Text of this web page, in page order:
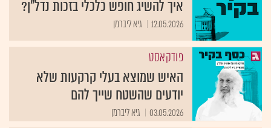
איך להשיג חופש כלכלי בזכות נדל"ן?
12.05.2026 גיא ליברמן
פודקאסט
האיש שמוצא בעלי קרקעות שלא
יודעים שהשטח שייך להם
03.05.2026 גיא ליברמן